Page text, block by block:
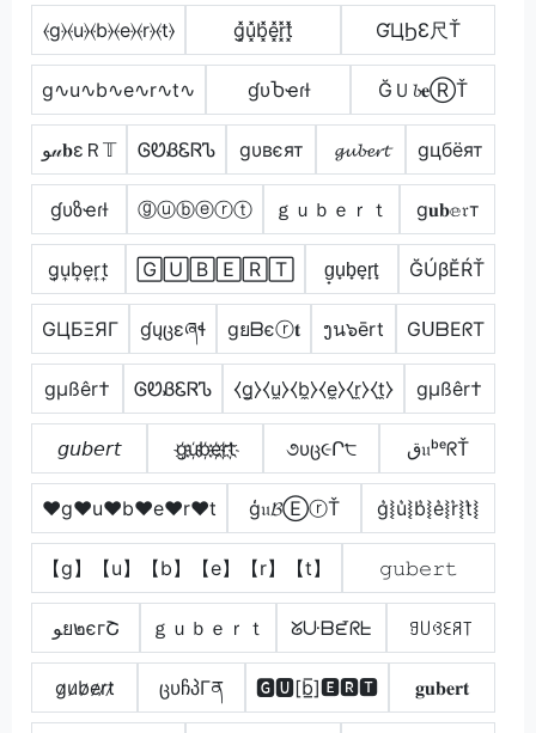
⦑g⦒⦑u⦒⦑b⦒⦑e⦒⦑r⦒⦑t⦒ g͓̽u͓̽b͓̽e͓̽r͓̽t͓̽ ƓЦϦƐ尺Ť
g∿u∿b∿e∿r∿t∿ ɠυႦҽɾƚ ĞＵ𝓫𝐞ⓇŤ
ﻮ𝓊𝐛εＲ𝕋 ᎶᏬᏰᏋᏒᏖ gυвєят 𝓰𝓾𝓫𝓮𝓻𝓽 gцбёят
ɠυზҽɾƚ ⓖⓤⓑⓔⓡⓣ ｇｕｂｅｒｔ g𝐮𝐛𝕖𝔯т
g͎u͎b͎e͎r͎t͎ 🄶🅄🄱🄴🅁🅃 g̟u̟b̟e̟r̟t̟ ĞÚβĔŔŤ
GЦБΞЯΓ ɠųცɛཞɬ gยᗷєⓡ𝐭 ງน๖ērt GᑌᗷEᖇT
gµßêr† ᎶᏬᏰᏋᏒᏖ ⧼g̼⧽⧼u̼⧽⧼b̼⧽⧼e̼⧽⧼r̼⧽⧼t̼⧽ gµßêr†
𝘨𝘶𝘣𝘦𝘳𝘵 g҉u҉b҉e҉r҉t҉ ૭υც૯Ր੮ ق𝔲ᵇᵉᖇŤ
♥g♥u♥b♥e♥r♥t ģ𝔲𝓑ⒺⓡŤ g͛⦚u͛⦚b͛⦚e͛⦚r͛⦚t͛⦚
【g】【u】【b】【e】【r】【t】 𝚐𝚞𝚋𝚎𝚛𝚝
ﻮย๒єгՇ ｇｕｂｅｒｔ ᘜᑘᗷᘿᖇᖶ ꍌ꒤ꃳꏂꋪ꓄
g̷u̷b̷e̷r̷t̷ ცυჩპΓན 🅶🆄[b̲̅]🅴🆁🆃 𝐠𝐮𝐛𝐞𝐫𝐭